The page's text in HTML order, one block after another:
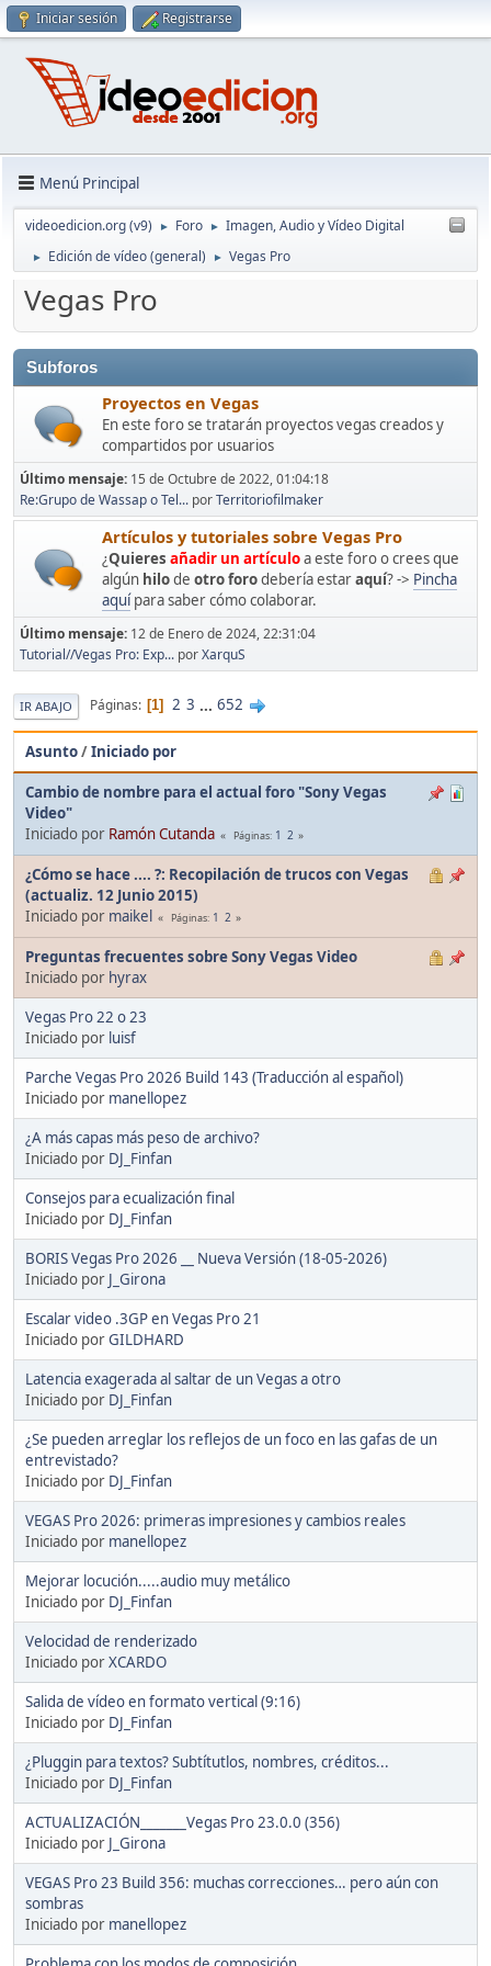
Iniciar sesión Registrarse
Menú Principal
videoedicion.org (v9) ► Foro ► Imagen, Audio y Vídeo Digital
► Edición de vídeo (general) ► Vegas Pro
Vegas Pro
Subforos
Proyectos en Vegas
En este foro se tratarán proyectos vegas creados y
compartidos por usuarios
Último mensaje: 15 de Octubre de 2022, 01:04:18
Re:Grupo de Wassap o Tel... porTerritoriofilmaker
Artículos y tutoriales sobre Vegas Pro
¿Quieres añadir un artículoa este foro o crees que
algún hilode otro forodebería estaraquí? -> Pincha
aquípara saber cómo colaborar.
Último mensaje: 12 de Enero de 2024, 22:31:04
Tutorial//Vegas Pro: Exp... porXarquS
IR ABAJO Páginas 1 2 3 ... 652
Asunto/Iniciado por
Cambio de nombre para el actual foro "Sony Vegas
Video"
Iniciado por Ramón Cutanda Páginas 1 2
¿Cómo se hace .... ?: Recopilación de trucos con Vegas
(actualiz. 12 Junio 2015)
Iniciado por maikel Páginas 1 2
Preguntas frecuentes sobre Sony Vegas Video
Iniciado por hyrax
Vegas Pro 22 o 23
Iniciado por luisf
Parche Vegas Pro 2026 Build 143 (Traducción al español)
Iniciado por manellopez
¿A más capas más peso de archivo?
Iniciado por DJ_Finfan
Consejos para ecualización final
Iniciado por DJ_Finfan
BORIS Vegas Pro 2026 __ Nueva Versión (18-05-2026)
Iniciado por J_Girona
Escalar video .3GP en Vegas Pro 21
Iniciado porGILDHARD
Latencia exagerada al saltar de un Vegas a otro
Iniciado por DJ_Finfan
¿Se pueden arreglar los reflejos de un foco en las gafas de un
entrevistado?
Iniciado por DJ_Finfan
VEGAS Pro 2026: primeras impresiones y cambios reales
Iniciado por manellopez
Mejorar locución.....audio muy metálico
Iniciado por DJ_Finfan
Velocidad de renderizado
Iniciado porXCARDO
Salida de vídeo en formato vertical (9:16)
Iniciado por DJ_Finfan
¿Pluggin para textos? Subtítutlos, nombres, créditos...
Iniciado por DJ_Finfan
ACTUALIZACIÓN_______Vegas Pro 23.0.0 (356)
Iniciado por J_Girona
VEGAS Pro 23 Build 356: muchas correcciones… pero aún con
sombras
Iniciado por manellopez